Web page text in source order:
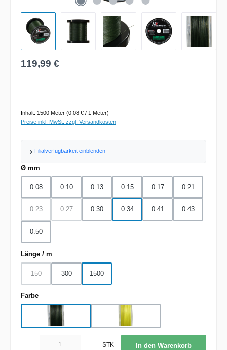
Regulärer Preis:
119,99 €
Inhalt: 1500 Meter (0,08 € / 1 Meter)
Preise inkl. MwSt. zzgl. Versandkosten
Filialverfügbarkeit einblenden
Ø mm
0.08 0.10 0.13 0.15 0.17 0.21
0.23 0.27 0.30 0.34 0.41 0.43
0.50
Länge / m
150
(Diese Option ist zurzeit nicht verfügbar.)
300 1500
Farbeauswählen
green yellow
STK In den Warenkorb